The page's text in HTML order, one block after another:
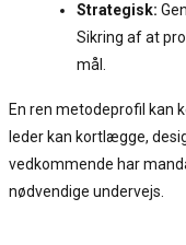
Strategisk:
Sikring af at
mål.
En ren metodeprofil kan
leder kan kortlægge,
vedkommende har
nødvendige undervejs.